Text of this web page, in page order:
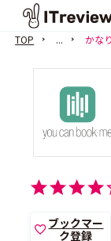
TOP ... かな
ブックマー
ク登録